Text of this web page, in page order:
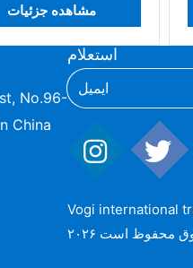
مشاهده جزئیات
China
استعلام
Vogi international
حقوق محفوظ است